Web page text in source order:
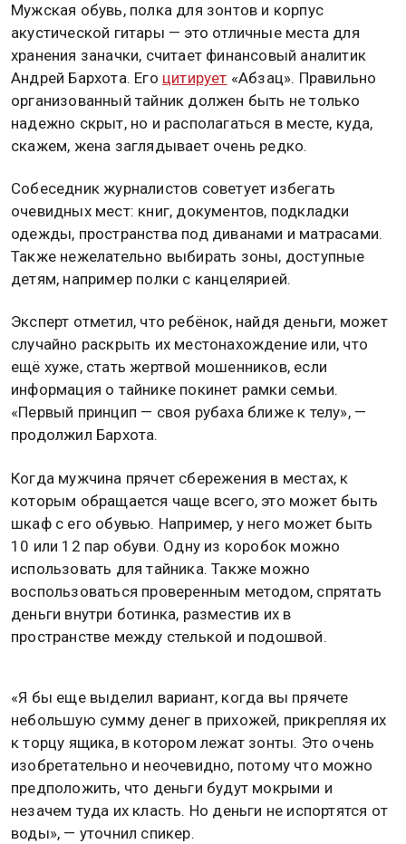
Мужская обувь, полка для зонтов и корпус
акустической гитары — это отличные места для
хранения заначки, считает финансовый аналитик
Андрей Бархота. Его цитирует «Абзац». Правильно
организованный тайник должен быть не только
надежно скрыт, но и располагаться в месте, куда,
скажем, жена заглядывает очень редко.
Собеседник журналистов советует избегать
очевидных мест: книг, документов, подкладки
одежды, пространства под диванами и матрасами.
Также нежелательно выбирать зоны, доступные
детям, например полки с канцелярией.
Эксперт отметил, что ребёнок, найдя деньги, может
случайно раскрыть их местонахождение или, что
ещё хуже, стать жертвой мошенников, если
информация о тайнике покинет рамки семьи.
«Первый принцип — своя рубаха ближе к телу», —
продолжил Бархота.
Когда мужчина прячет сбережения в местах, к
которым обращается чаще всего, это может быть
шкаф с его обувью. Например, у него может быть
10 или 12 пар обуви. Одну из коробок можно
использовать для тайника. Также можно
воспользоваться проверенным методом, спрятать
деньги внутри ботинка, разместив их в
пространстве между стелькой и подошвой.
«Я бы еще выделил вариант, когда вы прячете
небольшую сумму денег в прихожей, прикрепляя их
к торцу ящика, в котором лежат зонты. Это очень
изобретательно и неочевидно, потому что можно
предположить, что деньги будут мокрыми и
незачем туда их класть. Но деньги не испортятся от
воды», — уточнил спикер.